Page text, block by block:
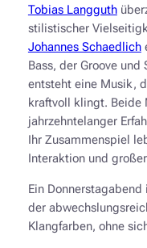
Tobias Langguth
stilistischer
Johannes Schaedlich
Bass, der Groove
entsteht eine Musik,
kraftvoll klingt. Beide
jahrzehntelanger
Ihr Zusammenspiel
Interaktion und
Ein Donnerstagabend
der
Klangfarben, ohne